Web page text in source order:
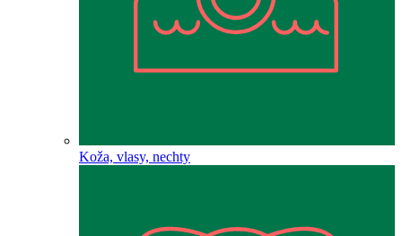
Koža, vlasy, nechty